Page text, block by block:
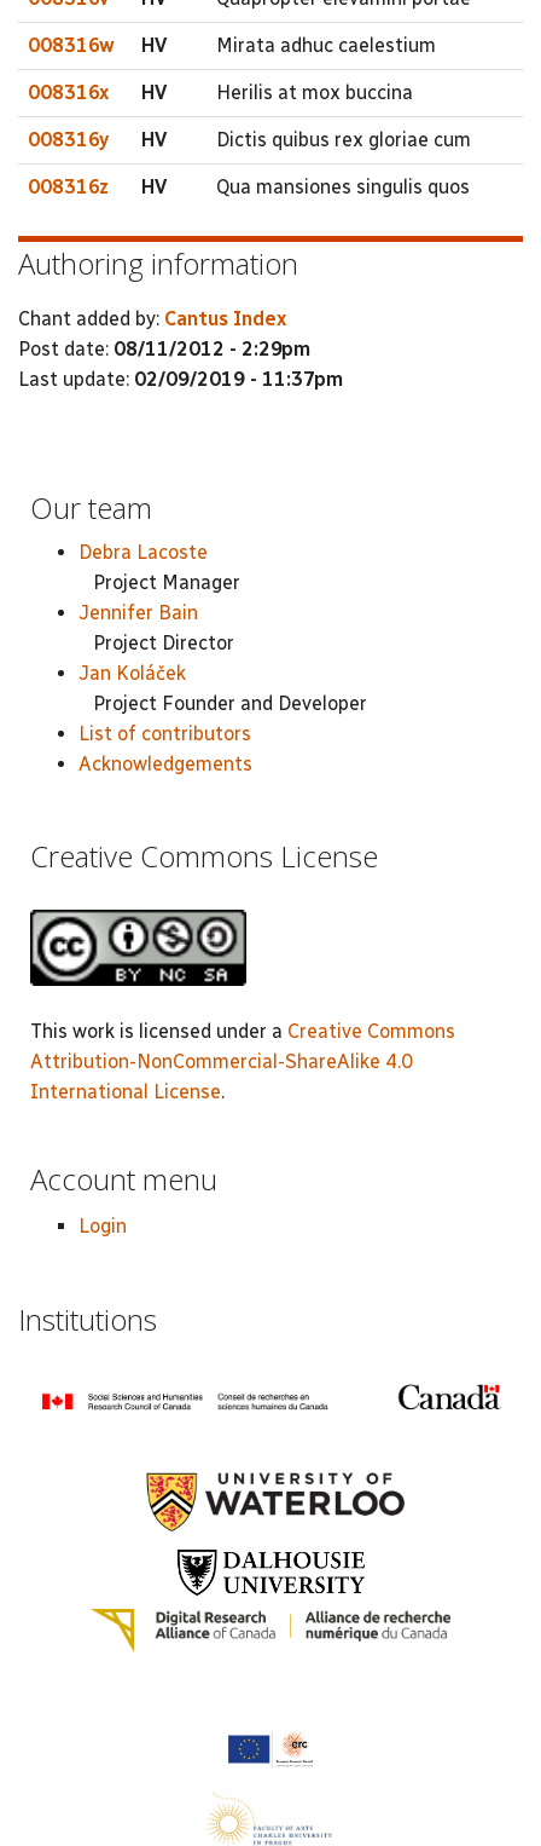
008316w HV Mirata adhuc caelestium
008316x HV Herilis at mox buccina
008316y HV Dictis quibus rex gloriae cum
008316z HV Qua mansiones singulis quos
Authoring information
Chant added by: Cantus Index
Post date: 08/11/2012 - 2:29pm
Last update: 02/09/2019 - 11:37pm
Our team
Debra Lacoste
Project Manager
Jennifer Bain
Project Director
Jan Koláček
Project Founder and Developer
List of contributors
Acknowledgements
Creative Commons License
This work is licensed under a Creative Commons
Attribution-NonCommercial-ShareAlike 4.0
International License.
Account menu
Login
Institutions